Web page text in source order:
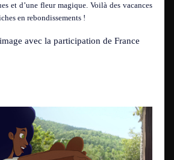
et d’une fleur magique. Voilà des vacances
en rebondissements !
avec la participation de France